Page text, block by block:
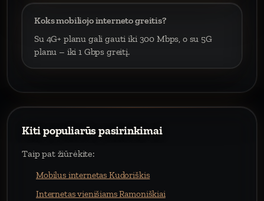
Koks mobiliojo interneto greitis?
Su 4G+ planu gali gauti iki 300 Mbps, o su 5G
planu – iki 1 Gbps greitį.
Kiti populiarūs pasirinkimai
Taip pat žiūrėkite:
Mobilus internetas Kudoriškis
Internetas vienišiams Ramoniškiai